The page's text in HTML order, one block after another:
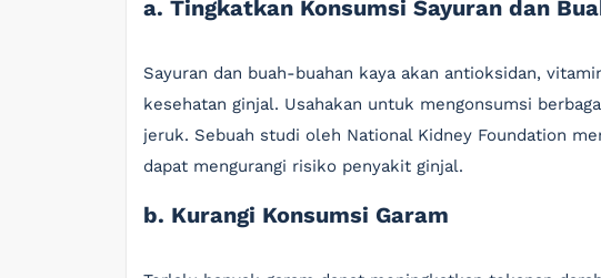
a. Tingkatkan Konsumsi Sayuran dan
Sayuran dan buah-buahan kaya akan antioksidan,
kesehatan ginjal. Usahakan untuk mengonsumsi
jeruk. Sebuah studi oleh National Kidney Foundation
dapat mengurangi risiko penyakit ginjal.
b. Kurangi Konsumsi Garam